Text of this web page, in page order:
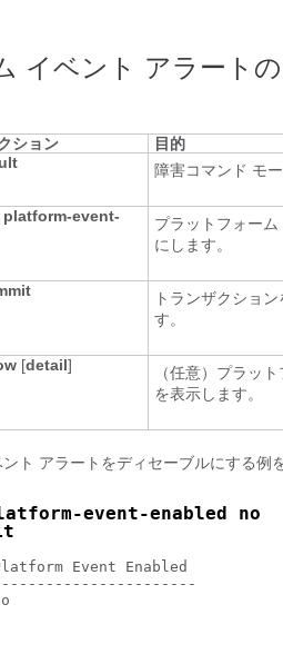
イベント アラート
ション
目的
障害コマンド モ
platform-event-
プラットフォー
にします。
トランザクショ
す。
[detail]
（任意）プラッ
を表示します。
ト アラートをディセーブルにする例
event-enabled no
Event Enabled
no